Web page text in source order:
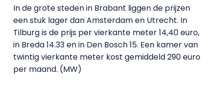
In de grote steden in Brabant liggen de prijzen
een stuk lager dan Amsterdam en Utrecht. In
Tilburg is de prijs per vierkante meter 14,40 euro,
in Breda 14.33 en in Den Bosch 15. Een kamer van
twintig vierkante meter kost gemiddeld 290 euro
per maand. (MW)